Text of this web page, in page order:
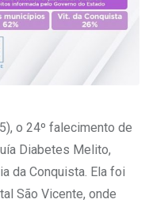
o 24º falecimento de
Diabetes Melito,
da Conquista. Ela foi
São Vicente, onde